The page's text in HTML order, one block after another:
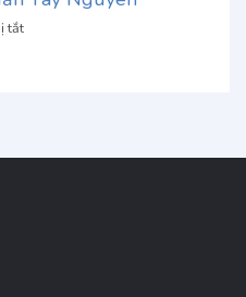
chốn
bình
Kon
tắtở
xanh